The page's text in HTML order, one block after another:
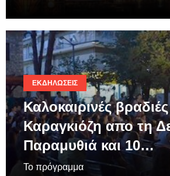
ΕΚΔΗΛΏΣΕΙΣ
Καλοκαιρινές
Καραγκιόζη απο τη
Παραμυθιά και 10…
Το πρόγραμμα